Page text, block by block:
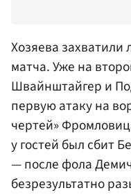
Хозяева захватили
матча. Уже на
Швайнштайгер и
первую атаку на
чертей»
у гостей был сбит
— после фола
безрезультатно